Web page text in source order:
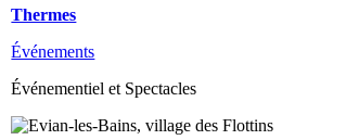
Thermes
Événements
Événementiel et Spectacles